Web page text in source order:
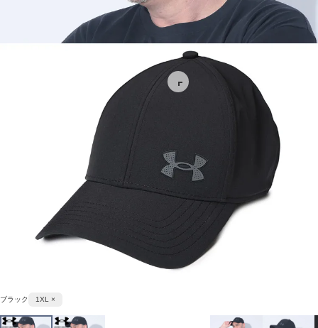
ブラック 1XL ×